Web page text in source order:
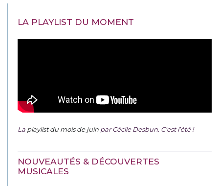
LA PLAYLIST DU MOMENT
La playlist du mois de juin par Cécile Desbun. C’est l’été !
NOUVEAUTÉS & DÉCOUVERTES
MUSICALES